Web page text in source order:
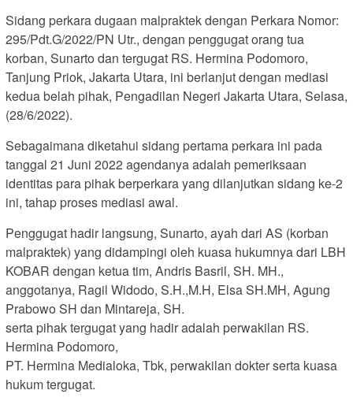
Sidang perkara dugaan malpraktek dengan Perkara Nomor:
295/Pdt.G/2022/PN Utr., dengan penggugat orang tua
korban, Sunarto dan tergugat RS. Hermina Podomoro,
Tanjung Priok, Jakarta Utara, ini berlanjut dengan mediasi
kedua belah pihak, Pengadilan Negeri Jakarta Utara, Selasa,
(28/6/2022).
Sebagaimana diketahui sidang pertama perkara ini pada
tanggal 21 Juni 2022 agendanya adalah pemeriksaan
identitas para pihak berperkara yang dilanjutkan sidang ke-2
ini, tahap proses mediasi awal.
Penggugat hadir langsung, Sunarto, ayah dari AS (korban
malpraktek) yang didampingi oleh kuasa hukumnya dari LBH
KOBAR dengan ketua tim, Andris Basril, SH. MH.,
anggotanya, Ragil Widodo, S.H.,M.H, Elsa SH.MH, Agung
Prabowo SH dan Mintareja, SH.
serta pihak tergugat yang hadir adalah perwakilan RS.
Hermina Podomoro,
PT. Hermina Medialoka, Tbk, perwakilan dokter serta kuasa
hukum tergugat.